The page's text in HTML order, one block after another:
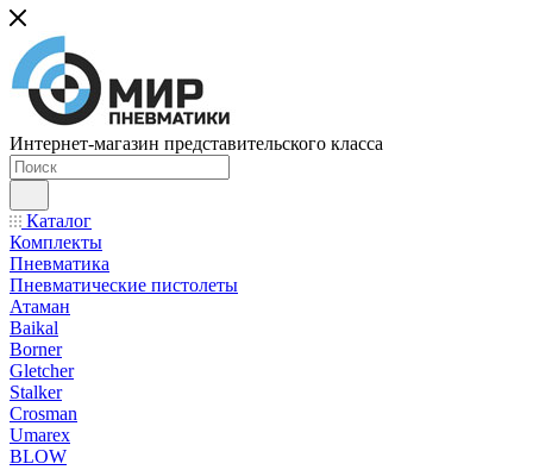
Интернет-магазин представительского класса
Каталог
Комплекты
Пневматика
Пневматические пистолеты
Атаман
Baikal
Borner
Gletcher
Stalker
Crosman
Umarex
BLOW